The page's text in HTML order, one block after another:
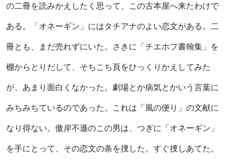
の二冊を読みかえしたく思って、この古本屋へ来たわけで
ある。「オネーギン」にはタチアナのよい恋文がある。二
冊とも、まだ売れずにいた。さきに「チエホフ書翰集」を
棚からとりだして、そちこち頁をひっくりかえしてみた
が、あまり面白くなかった。劇場とか病気とかいう言葉に
みちみちているのであった。これは「風の便り」の文献に
なり得ない。傲岸不遜のこの男は、つぎに「オネーギン」
を手にとって、その恋文の条を捜した。すぐ捜しあてた。